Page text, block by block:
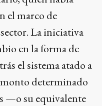
el marco de
La iniciativa
en la forma de
el sistema atado a
determinado
—o su equivalente